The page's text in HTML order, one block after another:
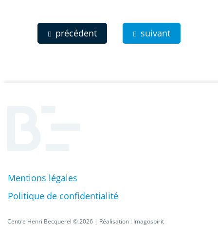
précédent suivant
Pied
de
Mentions légales
Politique de confidentialité
Centre Henri Becquerel © 2026 | Réalisation : Imagospirit